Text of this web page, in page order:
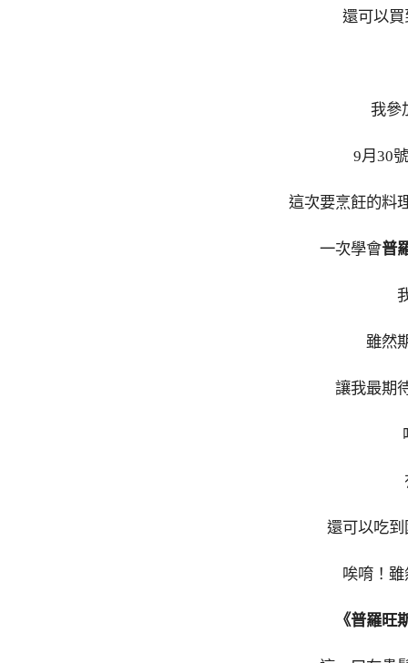
還可以買
我參
9月30
這次要烹飪的料
一次學會普
雖然
讓我最期
還可以吃到
唉唷！
《普羅旺